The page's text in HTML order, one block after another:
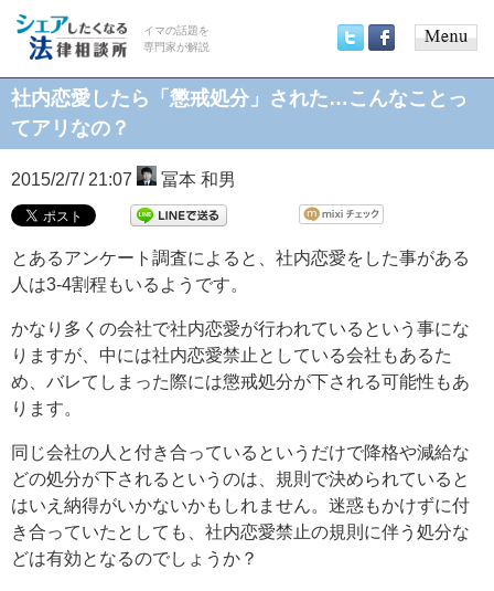
イマの話題を
専門家が解説
menu
社内恋愛したら「懲戒処分」された…こんなことっ
てアリなの？
2015/2/7/ 21:07 冨本 和男
とあるアンケート調査によると、社内恋愛をした事がある
人は3-4割程もいるようです。
かなり多くの会社で社内恋愛が行われているという事にな
りますが、中には社内恋愛禁止としている会社もあるた
め、バレてしまった際には懲戒処分が下される可能性もあ
ります。
同じ会社の人と付き合っているというだけで降格や減給な
どの処分が下されるというのは、規則で決められていると
はいえ納得がいかないかもしれません。迷惑もかけずに付
き合っていたとしても、社内恋愛禁止の規則に伴う処分な
どは有効となるのでしょうか？